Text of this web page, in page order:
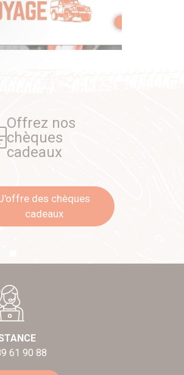
Offrez nos
chèques
cadeaux
des chèques
cadeaux
61 90 88